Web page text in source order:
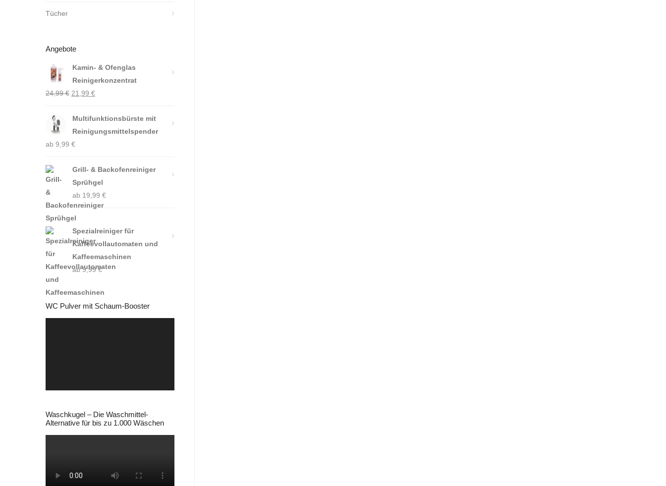
Tücher
Angebote
Kamin- & Ofenglas
Reinigerkonzentrat
24,99€ Ursprünglicher
war:
24,99 €
21,99 €Aktueller
ist:
21,99 €.
Multifunktionsbürste mit
Reinigungsmittelspender
ab 9,99 €
Grill- & Backofenreiniger
Sprühgel
ab 19,99 €
Spezialreiniger für
Kaffeevollautomaten und
Kaffeemaschinen
ab9,99€
WC Pulver mit Schaum-Booster
Waschkugel – Die Waschmittel-
Alternative für bis zu 1.000 Wäschen